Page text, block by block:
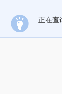
正在查